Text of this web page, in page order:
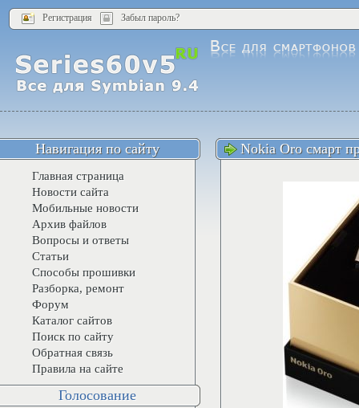
Регистрация Забыл пароль?
Nokia Oro смарт
Навигация по сайту
Главная страница
Новости сайта
Мобильные новости
Архив файлов
Вопросы и ответы
Статьи
Способы прошивки
Разборка, ремонт
Форум
Каталог сайтов
Поиск по сайту
Обратная связь
Правила на сайте
Голосование